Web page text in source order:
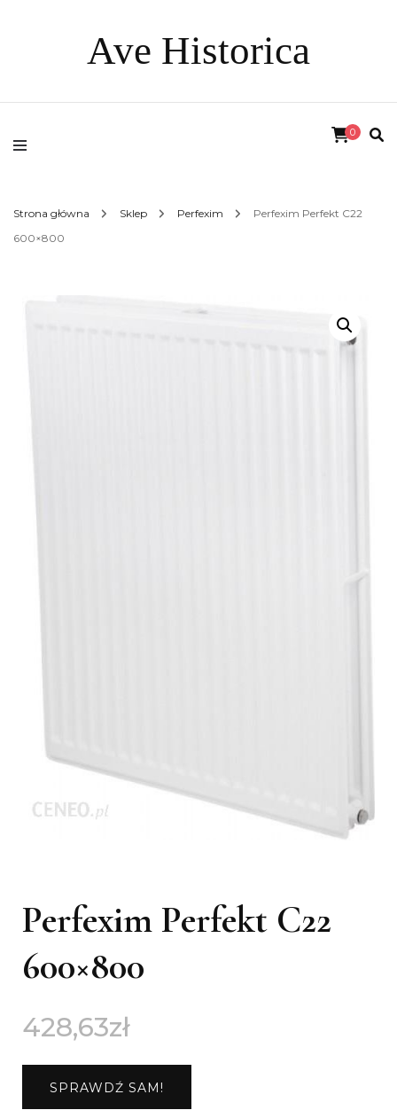
Ave Historica
0
Strona główna Sklep Perfexim
Perfexim Perfekt C22
600×800
Perfexim Perfekt C22
600×800
428,63zł
SPRAWDŹ SAM!